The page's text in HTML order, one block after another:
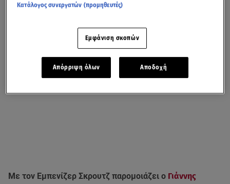
Με τον Εμπενίζερ Σκρουτζ παρομοιάζει ο Γιάννης
Κατάλογος συνεργατών (προμηθευτές)
Εμφάνιση σκοπών
Απόρριψη όλων Αποδοχή